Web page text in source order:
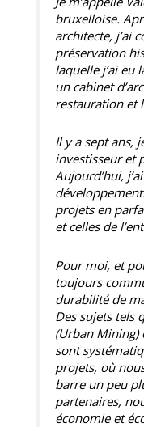
bruxelloise.
architecte, j’ai
préservation
laquelle j’ai eu
un cabinet
restauration et
Il y a sept ans,
investisseur et
Aujourd’hui,
projets en
et celles de
Pour moi, et
toujours
durabilité de
Des sujets tels
(Urban Mining)
sont
projets, où
barre un peu
partenaires,
économie et